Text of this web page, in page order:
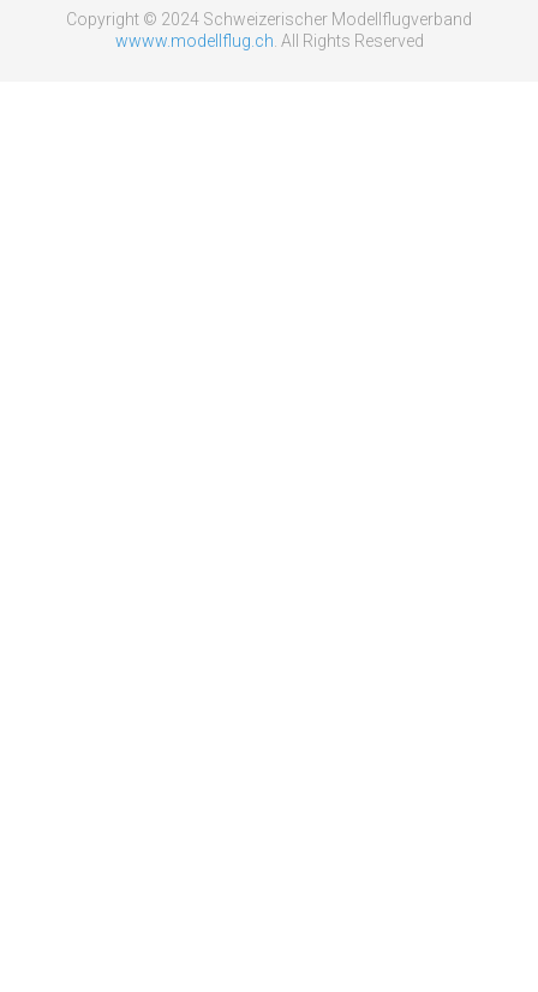
Copyright © 2024 Schweizerischer Modellflugverband
wwww.modellflug.ch . All Rights Reserved